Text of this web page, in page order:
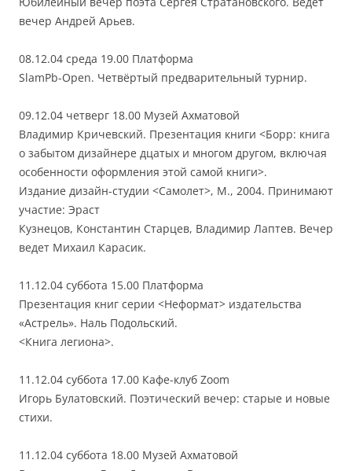
вечер Андрей Арьев.
08.12.04 среда 19.00 Платформа
SlamРb-Open. Четвёртый предварительный турнир.
09.12.04 четверг 18.00 Музей Ахматовой
Владимир Кричевский. Презентация книги <Борр: книга
о забытом дизайнере дцатых и многом другом, включая
особенности оформления этой самой книги>.
Издание дизайн-студии <Самолет>, М., 2004. Принимают
участие: Эраст
Кузнецов, Константин Старцев, Владимир Лаптев. Вечер
ведет Михаил Карасик.
11.12.04 суббота 15.00 Платформа
Презентация книг серии <Неформат> издательства
«Астрель». Наль Подольский.
<Книга легиона>.
11.12.04 суббота 17.00 Кафе-клуб Zoom
Игорь Булатовский. Поэтический вечер: старые и новые
стихи.
11.12.04 суббота 18.00 Музей Ахматовой